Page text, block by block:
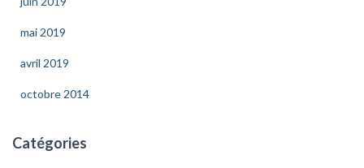
mai 2019
avril 2019
octobre 2014
Catégories